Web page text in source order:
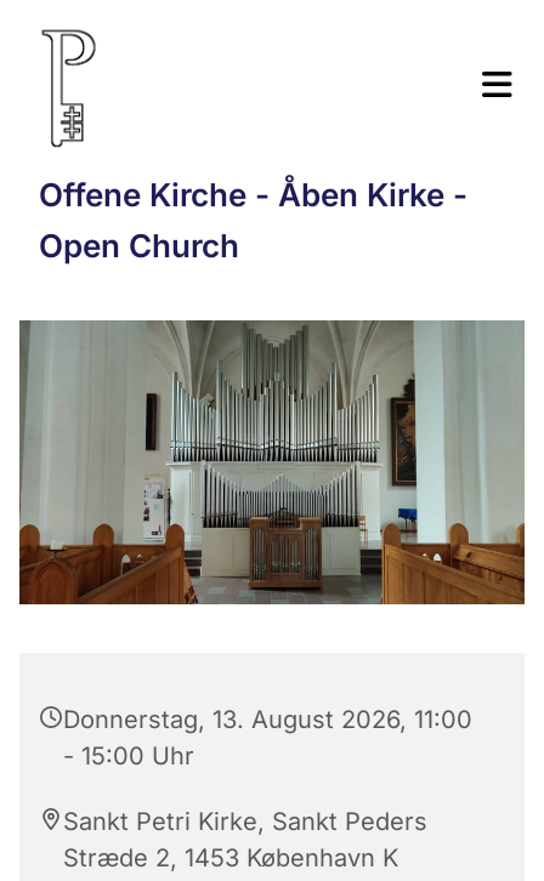
Offene Kirche - Åben Kirke -
Open Church
Donnerstag, 13. August 2026, 11:00
- 15:00 Uhr
Sankt Petri Kirke, Sankt Peders
Stræde 2, 1453 København K